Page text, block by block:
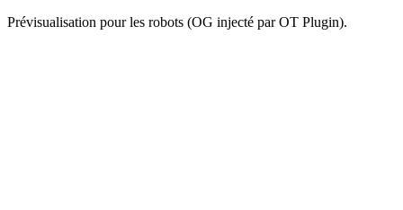
Prévisualisation pour les robots (OG injecté par OT Plugin).